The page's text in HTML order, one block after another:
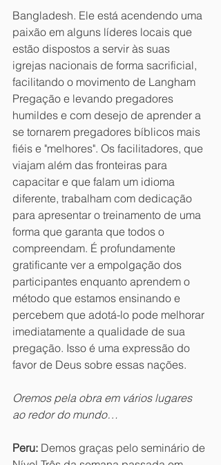
Bangladesh. Ele está acendendo uma
paixão em alguns líderes locais que
estão dispostos a servir às suas
igrejas nacionais de forma sacrificial,
facilitando o movimento de Langham
Pregação e levando pregadores
humildes e com desejo de aprender a
se tornarem pregadores bíblicos mais
fiéis e "melhores". Os facilitadores, que
viajam além das fronteiras para
capacitar e que falam um idioma
diferente, trabalham com dedicação
para apresentar o treinamento de uma
forma que garanta que todos o
compreendam. É profundamente
gratificante ver a empolgação dos
participantes enquanto aprendem o
método que estamos ensinando e
percebem que adotá-lo pode melhorar
imediatamente a qualidade de sua
pregação. Isso é uma expressão do
favor de Deus sobre essas nações.
Oremos pela obra em vários lugares
ao redor do mundo…
Peru: Demos graças pelo seminário de